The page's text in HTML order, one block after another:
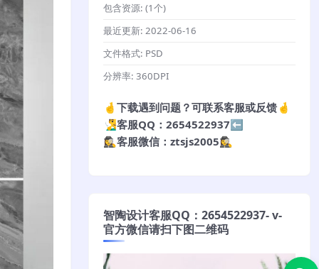
包含资源: (1个)
最近更新: 2022-06-16
文件格式: PSD
分辨率: 360DPI
🤞下载遇到问题？可联系客服或反馈🤞
🧏‍♂️客服QQ：2654522937⬅️
🕵️‍♀️客服微信：ztsjs2005🕵️‍♀️
智陶设计客服QQ：2654522937- v-
官方微信请扫下图二维码